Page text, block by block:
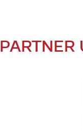
PARTNER